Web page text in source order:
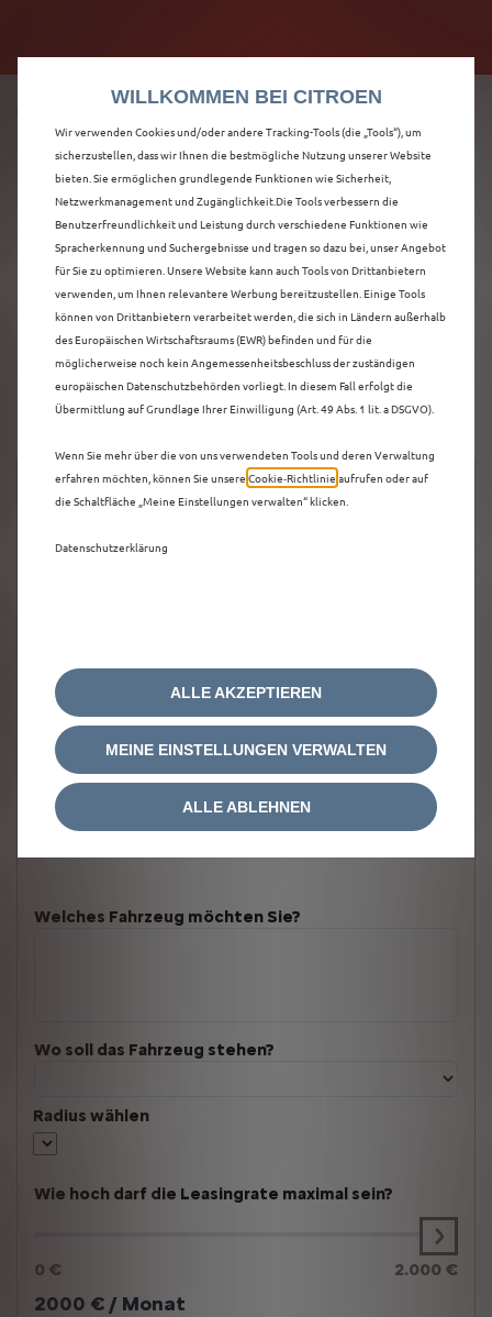
ENTDECKEN SIE ALLE
Ë-C4 X
VORFÜHRWAGEN IN
MAINZ
Welches Fahrzeug möchten Sie?
Wo soll das Fahrzeug stehen?
Radius wählen
Wie hoch darf die Leasingrate maximal sein?
0 € 2.000 €
2000 € / Monat
WILLKOMMEN BEI CITROEN
Wir verwenden Cookies und/oder andere Tracking-Tools (die „Tools“), um
sicherzustellen, dass wir Ihnen die bestmögliche Nutzung unserer Website
bieten. Sie ermöglichen grundlegende Funktionen wie Sicherheit,
Netzwerkmanagement und Zugänglichkeit.Die Tools verbessern die
Benutzerfreundlichkeit und Leistung durch verschiedene Funktionen wie
Spracherkennung und Suchergebnisse und tragen so dazu bei, unser Angebot
für Sie zu optimieren. Unsere Website kann auch Tools von Drittanbietern
verwenden, um Ihnen relevantere Werbung bereitzustellen. Einige Tools
können von Drittanbietern verarbeitet werden, die sich in Ländern außerhalb
des Europäischen Wirtschaftsraums (EWR) befinden und für die
möglicherweise noch kein Angemessenheitsbeschluss der zuständigen
europäischen Datenschutzbehörden vorliegt. In diesem Fall erfolgt die
Übermittlung auf Grundlage Ihrer Einwilligung (Art. 49 Abs. 1 lit. a DSGVO).
Wenn Sie mehr über die von uns verwendeten Tools und deren Verwaltung
erfahren möchten, können Sie unsere Cookie‑Richtlinie aufrufen oder auf
die Schaltfläche „Meine Einstellungen verwalten“ klicken.
Datenschutzerklärung
MEINE EINSTELLUNGEN VERWALTEN
ALLE AKZEPTIEREN
ALLE ABLEHNEN